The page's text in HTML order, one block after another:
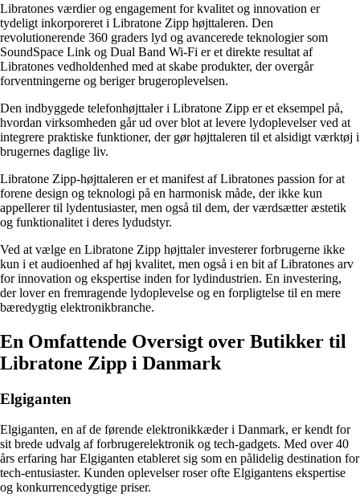
Libratones værdier og engagement for kvalitet og innovation er
tydeligt inkorporeret i Libratone Zipp højttaleren. Den
revolutionerende 360 graders lyd og avancerede teknologier som
SoundSpace Link og Dual Band Wi-Fi er et direkte resultat af
Libratones vedholdenhed med at skabe produkter, der overgår
forventningerne og beriger brugeroplevelsen.
Den indbyggede telefonhøjttaler i Libratone Zipp er et eksempel på,
hvordan virksomheden går ud over blot at levere lydoplevelser ved at
integrere praktiske funktioner, der gør højttaleren til et alsidigt værktøj i
brugernes daglige liv.
Libratone Zipp-højttaleren er et manifest af Libratones passion for at
forene design og teknologi på en harmonisk måde, der ikke kun
appellerer til lydentusiaster, men også til dem, der værdsætter æstetik
og funktionalitet i deres lydudstyr.
Ved at vælge en Libratone Zipp højttaler investerer forbrugerne ikke
kun i et audioenhed af høj kvalitet, men også i en bit af Libratones arv
for innovation og ekspertise inden for lydindustrien. En investering,
der lover en fremragende lydoplevelse og en forpligtelse til en mere
bæredygtig elektronikbranche.
En Omfattende Oversigt over Butikker til
Libratone Zipp i Danmark
Elgiganten
Elgiganten, en af de førende elektronikkæder i Danmark, er kendt for
sit brede udvalg af forbrugerelektronik og tech-gadgets. Med over 40
års erfaring har Elgiganten etableret sig som en pålidelig destination for
tech-entusiaster. Kunden oplevelser roser ofte Elgigantens ekspertise
og konkurrencedygtige priser.